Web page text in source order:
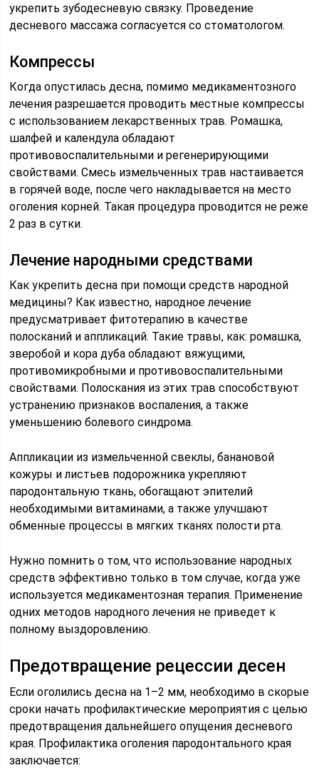
укрепить зубодесневую связку. Проведение
десневого массажа согласуется со стоматологом.
Компрессы
Когда опустилась десна, помимо медикаментозного
лечения разрешается проводить местные компрессы
с использованием лекарственных трав. Ромашка,
шалфей и календула обладают
противовоспалительными и регенерирующими
свойствами. Смесь измельченных трав настаивается
в горячей воде, после чего накладывается на место
оголения корней. Такая процедура проводится не реже
2 раз в сутки.
Лечение народными средствами
Как укрепить десна при помощи средств народной
медицины? Как известно, народное лечение
предусматривает фитотерапию в качестве
полосканий и аппликаций. Такие травы, как: ромашка,
зверобой и кора дуба обладают вяжущими,
противомикробными и противовоспалительными
свойствами. Полоскания из этих трав способствуют
устранению признаков воспаления, а также
уменьшению болевого синдрома.
Аппликации из измельченной свеклы, банановой
кожуры и листьев подорожника укрепляют
пародонтальную ткань, обогащают эпителий
необходимыми витаминами, а также улучшают
обменные процессы в мягких тканях полости рта.
Нужно помнить о том, что использование народных
средств эффективно только в том случае, когда уже
используется медикаментозная терапия. Применение
одних методов народного лечения не приведет к
полному выздоровлению.
Предотвращение рецессии десен
Если оголились десна на 1–2 мм, необходимо в скорые
сроки начать профилактические мероприятия с целью
предотвращения дальнейшего опущения десневого
края. Профилактика оголения пародонтального края
заключается: